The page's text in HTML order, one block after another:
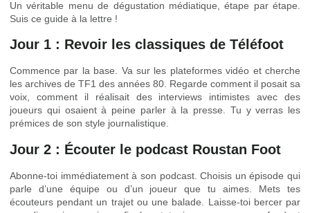
Un véritable menu de dégustation médiatique, étape par étape.
Suis ce guide à la lettre !
Jour 1 : Revoir les classiques de Téléfoot
Commence par la base. Va sur les plateformes vidéo et cherche
les archives de TF1 des années 80. Regarde comment il posait sa
voix, comment il réalisait des interviews intimistes avec des
joueurs qui osaient à peine parler à la presse. Tu y verras les
prémices de son style journalistique.
Jour 2 : Écouter le podcast Roustan Foot
Abonne-toi immédiatement à son podcast. Choisis un épisode qui
parle d’une équipe ou d’un joueur que tu aimes. Mets tes
écouteurs pendant un trajet ou une balade. Laisse-toi bercer par